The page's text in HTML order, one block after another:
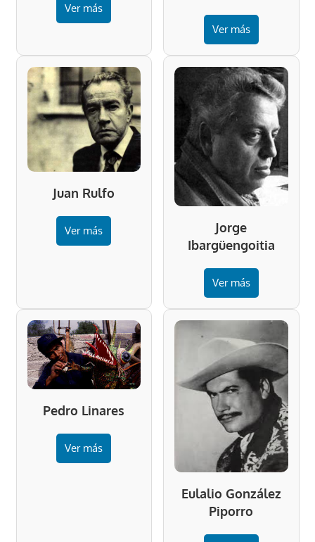
Ver más
Ver más
Juan Rulfo
Ver más
Jorge
Ibargüengoitia
Ver más
Pedro Linares
Ver más
Eulalio González
Piporro